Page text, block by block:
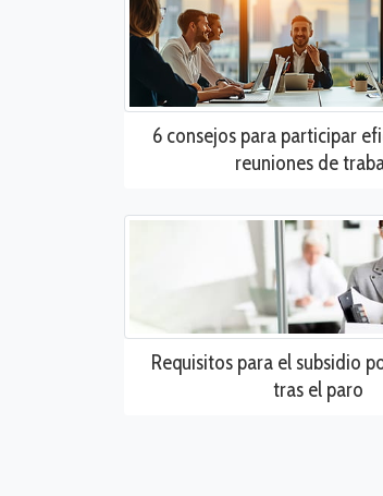
6 consejos para participar
reuniones de
Requisitos para el subsidio
tras el paro